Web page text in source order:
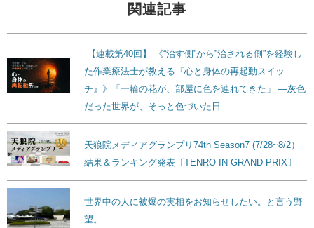
関連記事
【連載第40回】 《“治す側”から”治される側”を経験し
た作業療法士が教える『心と身体の再起動スイッ
チ』》「一輪の花が、部屋に色を連れてきた」 ―灰色
だった世界が、そっと色づいた日―
天狼院メディアグランプリ74th Season7 (7/28~8/2）
結果＆ランキング発表〔TENRO-IN GRAND PRIX〕
世界中の人に被爆の実相をお知らせしたい。と言う野
望。